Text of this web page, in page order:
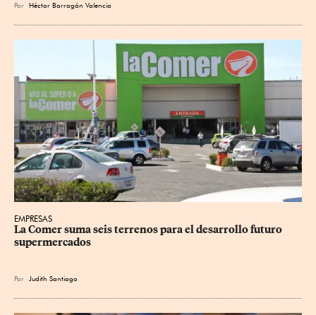
Por Héctor Barragán Valencia
EMPRESAS
La Comer suma seis terrenos para el desarrollo futuro
supermercados
Por Judith Santiago